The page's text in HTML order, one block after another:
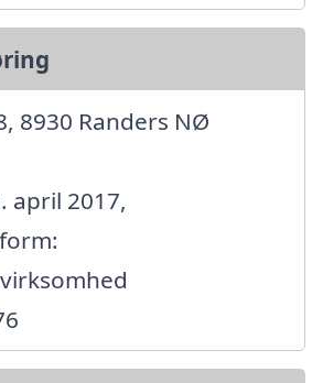
8930 Randers NØ
april 2017,